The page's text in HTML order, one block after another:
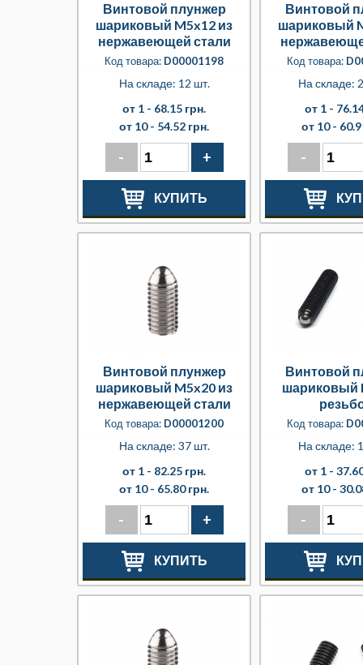
Винтовой плунжер
шариковый M5x12 из
нержавеющей стали
Код товара: D00001198
На складе: 12 шт.
от 1 - 68.15 грн.
от 10 - 54.52 грн.
- +
КУПИТЬ
Винтовой
шариковый
Код товара:
На складе:
от 1 -
от 10 -
-
Винтовой плунжер
шариковый M5x20 из
нержавеющей стали
Код товара: D00001200
На складе: 37 шт.
от 1 - 82.25 грн.
от 10 - 65.80 грн.
- +
КУПИТЬ
Винтовой
шариковый
Код товара:
На складе:
от 1 -
от 10 -
-